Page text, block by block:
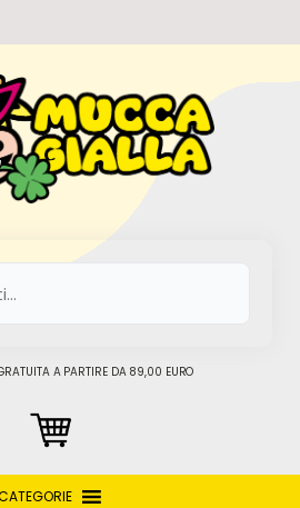
A PARTIRE DA 89,00 EURO